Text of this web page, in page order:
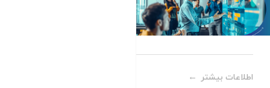
اطلاعات بیشتر